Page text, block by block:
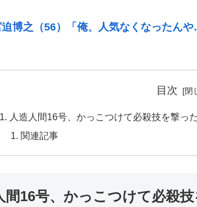
迫博之（56）「俺、人気なくなったん
目次
人造人間16号、かっこつけて必殺技を撃っ
関連記事
間16号、かっこつけて必殺